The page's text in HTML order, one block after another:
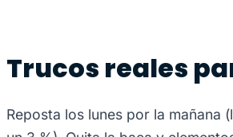
Trucos reales
Reposta los lunes por la mañana